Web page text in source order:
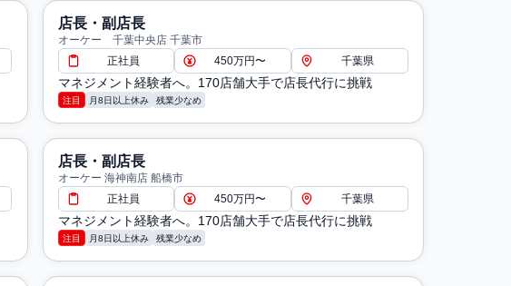
店長・副店長
オーケー 千葉中央店 千葉市
正社員
450万円〜 千葉県
マネジメント経験者へ。170店舗大手で店長代行に挑戦
注目 月8日以上休み 残業少なめ
店長・副店長
オーケー 海神南店 船橋市
正社員
450万円〜 千葉県
マネジメント経験者へ。170店舗大手で店長代行に挑戦
注目 月8日以上休み 残業少なめ